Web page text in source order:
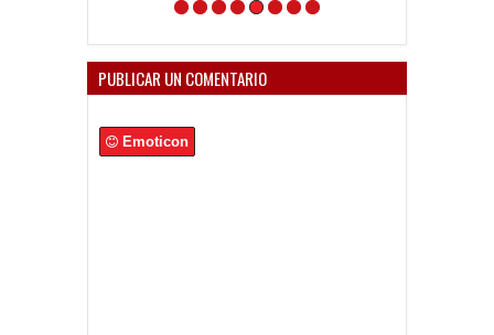
PUBLICAR UN COMENTARIO
Emoticon